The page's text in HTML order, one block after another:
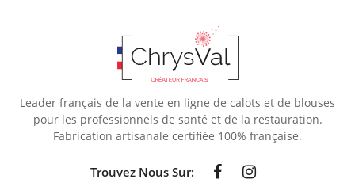
Leader français de la vente en ligne de calots et de blouses
pour les professionnels de santé et de la restauration.
Fabrication artisanale certifiée 100% française.
Trouvez Nous Sur: